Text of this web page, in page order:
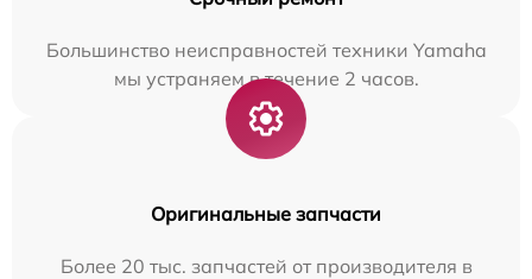
Большинство неисправностей техники Yamaha
мы устраняем в течение 2 часов.
Оригинальные запчасти
Более 20 тыс. запчастей от производителя в